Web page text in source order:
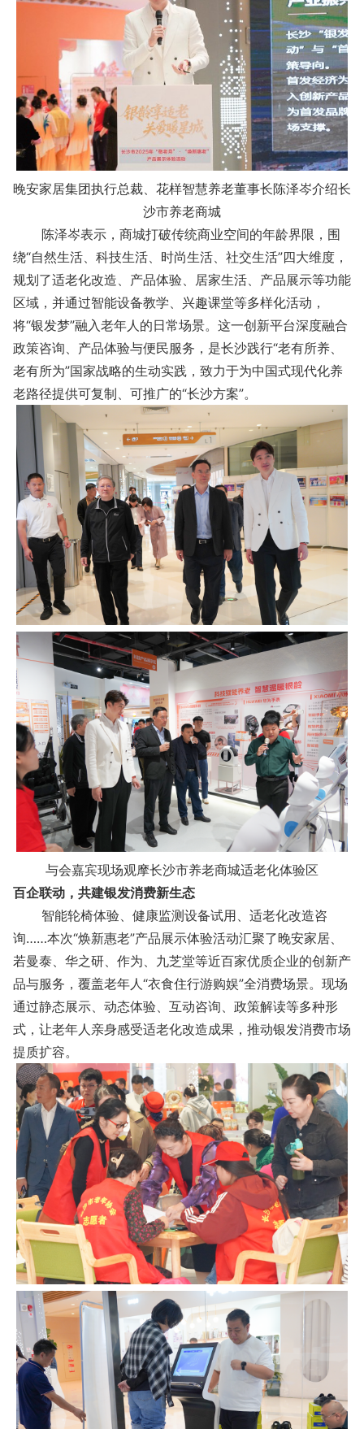
晚安家居集团执行总裁、花样智慧养老董事长陈泽岑介绍长
沙市养老商城
陈泽岑表示，商城打破传统商业空间的年龄界限，围
绕“自然生活、科技生活、时尚生活、社交生活”四大维度，
规划了适老化改造、产品体验、居家生活、产品展示等功能
区域，并通过智能设备教学、兴趣课堂等多样化活动，
将“银发梦”融入老年人的日常场景。这一创新平台深度融合
政策咨询、产品体验与便民服务，是长沙践行“老有所养、
老有所为”国家战略的生动实践，致力于为中国式现代化养
老路径提供可复制、可推广的“长沙方案”。
与会嘉宾现场观摩长沙市养老商城适老化体验区
百企联动，共建银发消费新生态
智能轮椅体验、健康监测设备试用、适老化改造咨
询……本次“焕新惠老”产品展示体验活动汇聚了晚安家居、
若曼泰、华之研、作为、九芝堂等近百家优质企业的创新产
品与服务，覆盖老年人“衣食住行游购娱”全消费场景。现场
通过静态展示、动态体验、互动咨询、政策解读等多种形
式，让老年人亲身感受适老化改造成果，推动银发消费市场
提质扩容。